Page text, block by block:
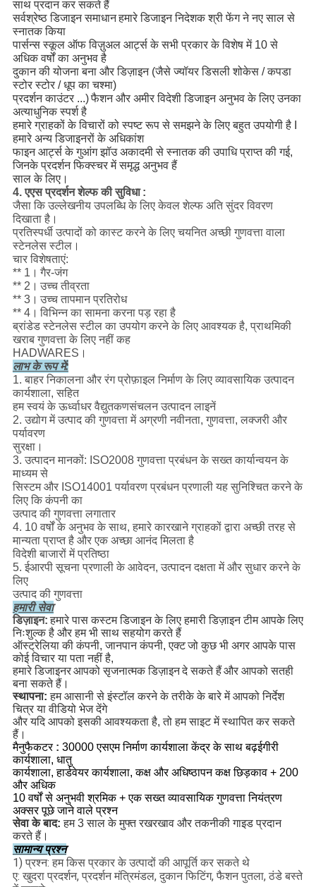
साथ प्रदान कर सकते हैं
सर्वश्रेष्ठ डिजाइन समाधानहमारे डिजाइन निदेशक श्री फेंग ने नए साल से
स्नातक किया
पार्सन्स स्कूल ऑफ विज़ुअल आर्ट्स के सभी प्रकार के विशेष में 10 से
अधिक वर्षों का अनुभव है
दुकान की योजना बना और डिज़ाइन (जैसे ज्यॉयर डिसली शोकेस / कपडा
स्टोर स्टोर / धूप का चश्मा)
प्रदर्शन काउंटर ...)फैशन और अमीर विदेशी डिजाइन अनुभव के लिए उनका
अत्याधुनिक स्पर्श है
हमारे ग्राहकों के विचारों को स्पष्ट रूप से समझने के लिए बहुत उपयोगी है I
हमारे अन्य डिजाइनरों के अधिकांश
फाइन आर्ट्स के गुआंग झॉउ अकादमी से स्नातक की उपाधि प्राप्त की गई,
जिनके प्रदर्शन फिक्स्चर में समृद्ध अनुभव हैं
साल के लिए।
4. एएस प्रदर्शन शेल्फ की सुविधा :
जैसा कि उल्लेखनीय उपलब्धि के लिए केवल शेल्फ अति सुंदर विवरण
दिखाता है।
प्रतिस्पर्धी उत्पादों को कास्ट करने के लिए चयनित अच्छी गुणवत्ता वाला
स्टेनलेस स्टील।
चार विशेषताएं:
** 1। गैर-जंग
** 2। उच्च तीव्रता
** 3। उच्च तापमान प्रतिरोध
** 4। विभिन्न का सामना करना पड़ रहा है
ब्रांडेड स्टेनलेस स्टील का उपयोग करने के लिए आवश्यक है, प्राथमिकी
खराब गुणवत्ता के लिए नहीं कह
HADWARES।
लाभ के रूप में:
1. बाहर निकालना और रंग प्रोफ़ाइल निर्माण के लिए व्यावसायिक उत्पादन
कार्यशाला, सहित
हम स्वयं के ऊर्ध्वाधर वैद्युतकणसंचलन उत्पादन लाइनें
2. उद्योग में उत्पाद की गुणवत्ता में अग्रणी नवीनता, गुणवत्ता, लक्जरी और
पर्यावरण
सुरक्षा।
3. उत्पादन मानकों: ISO2008 गुणवत्ता प्रबंधन के सख्त कार्यान्वयन के
माध्यम से
सिस्टम और ISO14001 पर्यावरण प्रबंधन प्रणाली यह सुनिश्चित करने के
लिए कि कंपनी का
उत्पाद की गुणवत्ता लगातार
4. 10 वर्षों के अनुभव के साथ, हमारे कारखाने ग्राहकों द्वारा अच्छी तरह से
मान्यता प्राप्त है और एक अच्छा आनंद मिलता है
विदेशी बाजारों में प्रतिष्ठा
5. ईआरपी सूचना प्रणाली के आवेदन, उत्पादन दक्षता में और सुधार करने के
लिए
उत्पाद की गुणवत्ता
हमारी सेवा
डिज़ाइन: हमारे पास कस्टम डिजाइन के लिए हमारी डिज़ाइन टीम आपके लिए
निःशुल्क है और हम भी साथ सहयोग करते हैं
ऑस्ट्रेलिया की कंपनी, जानपान कंपनी, एक्टजो कुछ भी अगर आपके पास
कोई विचार या पता नहीं है,
हमारे डिजाइनरआपको सृजनात्मक डिज़ाइनदे सकते हैंऔर आपको सतही
बना सकते हैं।
स्थापना: हम आसानी से इंस्टॉल करने के तरीके के बारे में आपको निर्देश
चित्र या वीडियो भेज देंगे
और यदि आपको इसकी आवश्यकता है, तो हम साइट में स्थापित कर सकते
हैं।
मैनुफैकटर : 30000 एसएम निर्माण कार्यशाला केंद्र के साथ बढ़ईगीरी
कार्यशाला, धातु
कार्यशाला, हार्डवेयर कार्यशाला, कक्ष और अधिष्ठापन कक्ष छिड़काव + 200
और अधिक
10 वर्षों से अनुभवी श्रमिक + एक सख्त व्यावसायिक गुणवत्ता नियंत्रण
अक्सर पूछे जाने वाले प्रश्न
सेवा के बाद: हम 3 साल के मुफ्त रखरखाव और तकनीकी गाइड प्रदान
करते हैं।
सामान्य प्रश्न
1) प्रश्न: हम किस प्रकार के उत्पादों की आपूर्ति कर सकते थे
ए: खुदरा प्रदर्शन, प्रदर्शन मंत्रिमंडल, दुकान फिटिंग, फैशन पुतला, ठंडे बस्ते